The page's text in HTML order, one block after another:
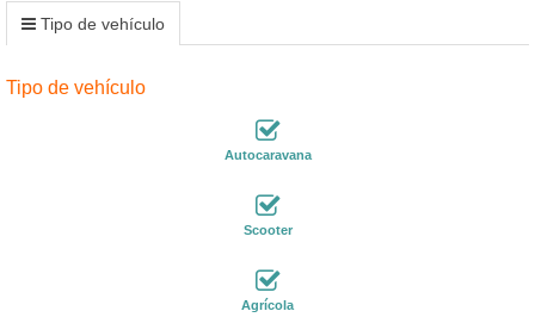
Tipo de vehículo
Tipo de vehículo
Autocaravana
Scooter
Agrícola